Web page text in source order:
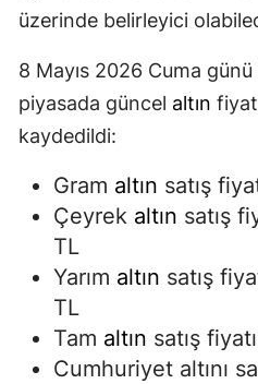
üzerinde belirleyici
8 Mayıs 2026 Cuma
piyasada güncel altın
kaydedildi:
Gram altın satış
Çeyrek altın satış
TL
Yarım altın satış
TL
Tam altın satış
Cumhuriyet altını